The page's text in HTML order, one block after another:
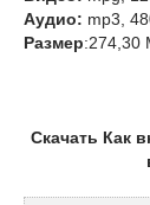
Аудио: mp3,
Размер:274,30
Скачать Как